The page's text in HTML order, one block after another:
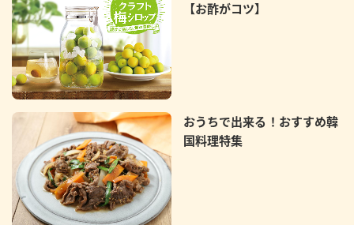
【お酢がコツ】
おうちで出来る！おすすめ韓
国料理特集